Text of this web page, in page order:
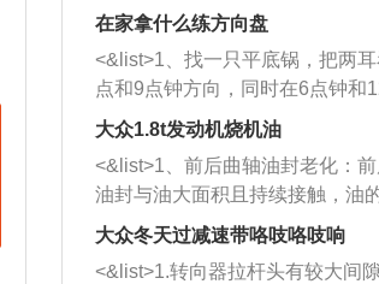
者是细棍，直接将杂物给取出来
堵塞情况比较严重，也可以采取
施。 <&list>2、直接利用木棍将
杂物推到排气管里面的位置处，
三元催化器拆解开，就可以将堵塞
西取出来。但如果是因为积碳过
的堵塞，就需要将三元催化器泡
洗剂对堵塞的情况得到解决，将清
放在燃油箱中，与燃油混合后，
在家拿什么练方向盘
<&list>1、找一只平底锅，把两
点和9点钟方向，同时在6点钟和
方向做一个标记。 <&list>2、双手
一圈半的练习，往右同样也要打
圈数。 <&list>3、最后强调要反
习，这样就可以形成肌肉记忆，在
驾驶车辆时，不需要记忆也能打
大众1.8t发动机烧机油
<&list>1、前后曲轴油封老化：
油封与油大面积且持续接触，油
和发动机内持续温度变化使其密
逐渐减弱，导致渗油或漏油。
大众冬天过减速带咯吱咯吱响
<&list>1.转向器拉杆头有较大间